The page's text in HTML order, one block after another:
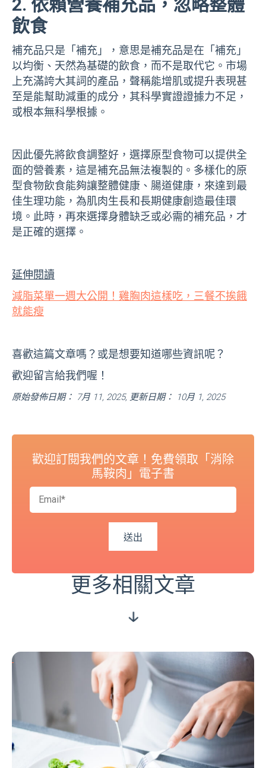
2. 依賴營養補充品，忽略整體
飲食
補充品只是「補充」，意思是補充品是在「補充」
以均衡、天然為基礎的飲食，而不是取代它。市場
上充滿誇大其詞的產品，聲稱能增肌或提升表現甚
至是能幫助減重的成分，其科學實證證據力不足，
或根本無科學根據。
因此優先將飲食調整好，選擇原型食物可以提供全
面的營養素，這是補充品無法複製的。多樣化的原
型食物飲食能夠讓整體健康、腸道健康，來達到最
佳生理功能，為肌肉生長和長期健康創造最佳環
境。此時，再來選擇身體缺乏或必需的補充品，才
是正確的選擇。
延伸閱讀
減脂菜單一週大公開！雞胸肉這樣吃，三餐不挨餓
就能瘦
喜歡這篇文章嗎？或是想要知道哪些資訊呢？
歡迎留言給我們喔！
原始發佈日期： 7月 11, 2025, 更新日期： 10月 1, 2025
歡迎訂閱我們的文章！免費領取「消除
馬鞍肉」電子書
更多相關文章